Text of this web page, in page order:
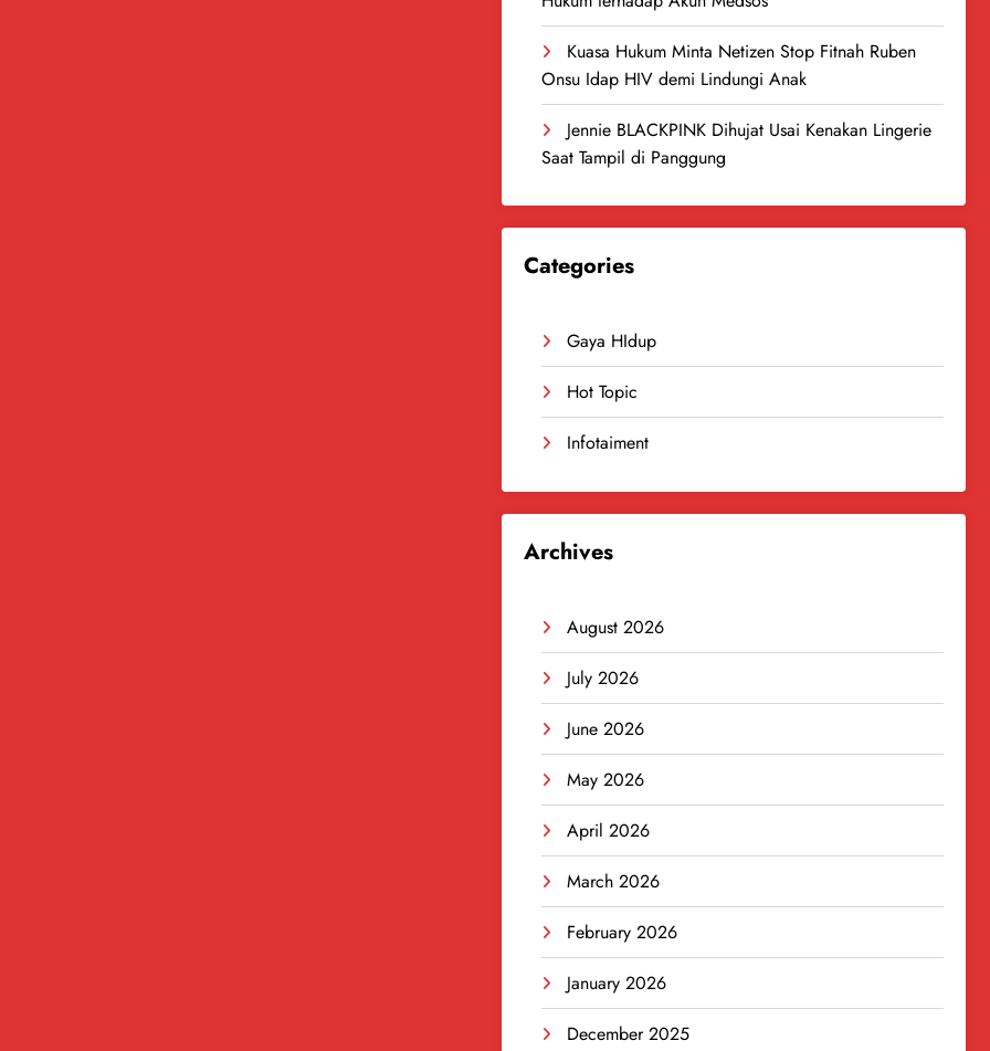
Kuasa Hukum Minta Netizen Stop Fitnah Ruben
Onsu Idap HIV demi Lindungi Anak
Jennie BLACKPINK Dihujat Usai Kenakan Lingerie
Saat Tampil di Panggung
Categories
Gaya HIdup
Hot Topic
Infotaiment
Archives
August 2026
July 2026
June 2026
May 2026
April 2026
March 2026
February 2026
January 2026
December 2025